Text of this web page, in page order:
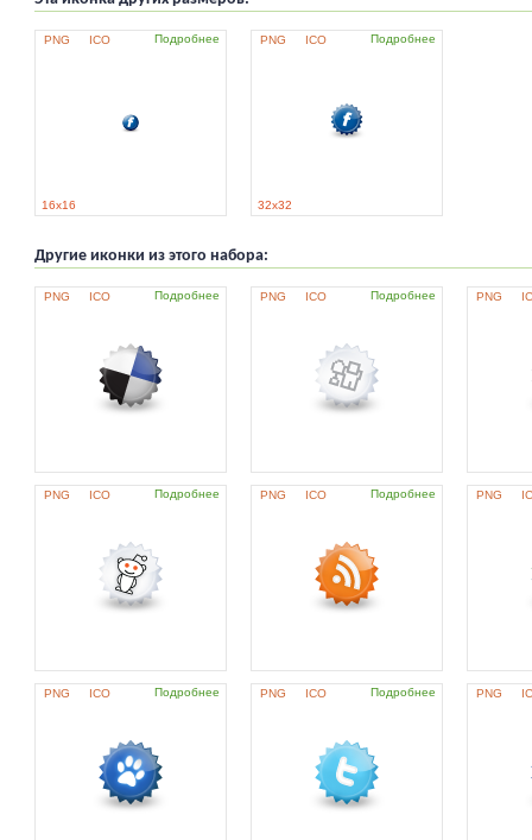
PNG ICO Подробнее
16x16
PNG ICO Подробнее
32x32
Другие иконки из этого набора:
PNG ICO Подробнее PNG ICO Подробнее PNG
PNG ICO Подробнее PNG ICO Подробнее PNG
PNG ICO Подробнее PNG ICO Подробнее PNG